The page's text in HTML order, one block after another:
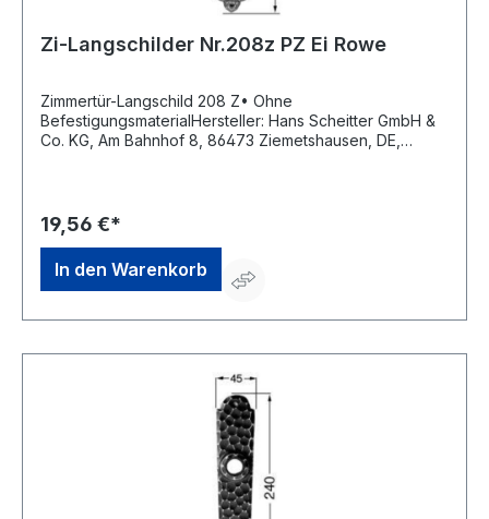
Zi-Langschilder Nr.208z PZ Ei Rowe
Zimmertür-Langschild 208 Z• Ohne
BefestigungsmaterialHersteller: Hans Scheitter GmbH &
Co. KG, Am Bahnhof 8, 86473 Ziemetshausen, DE,
19,56 €*
In den Warenkorb